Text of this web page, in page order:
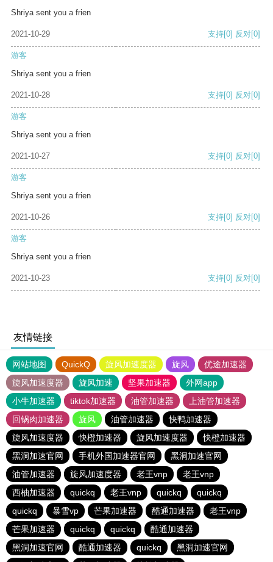
Shriya sent you a frien
2021-10-29 支持[0] 反对[0]
游客
Shriya sent you a frien
2021-10-28 支持[0] 反对[0]
游客
Shriya sent you a frien
2021-10-27 支持[0] 反对[0]
游客
Shriya sent you a frien
2021-10-26 支持[0] 反对[0]
游客
Shriya sent you a frien
2021-10-23 支持[0] 反对[0]
友情链接
网站地图 QuickQ 旋风加速度器 旋风
优途加速器
旋风加速度器
旋风加速 坚果加速器
外网app
小牛加速器
tiktok加速器 油管加速器
上油管加速器
回锅肉加速器
旋风 油管加速器
快鸭加速器
旋风加速度器
快橙加速器 旋风加速度器
快橙加速器
黑洞加速官网
手机外国加速器官网
黑洞加速官网
油管加速器
旋风加速度器 老王vnp
老王vnp
西柚加速器
quickq 老王vnp quickq
quickq
quickq
暴雪vp 芒果加速器 酷通加速器
老王vnp
芒果加速器
quickq quickq
酷通加速器
黑洞加速官网
酷通加速器 quickq
黑洞加速官网